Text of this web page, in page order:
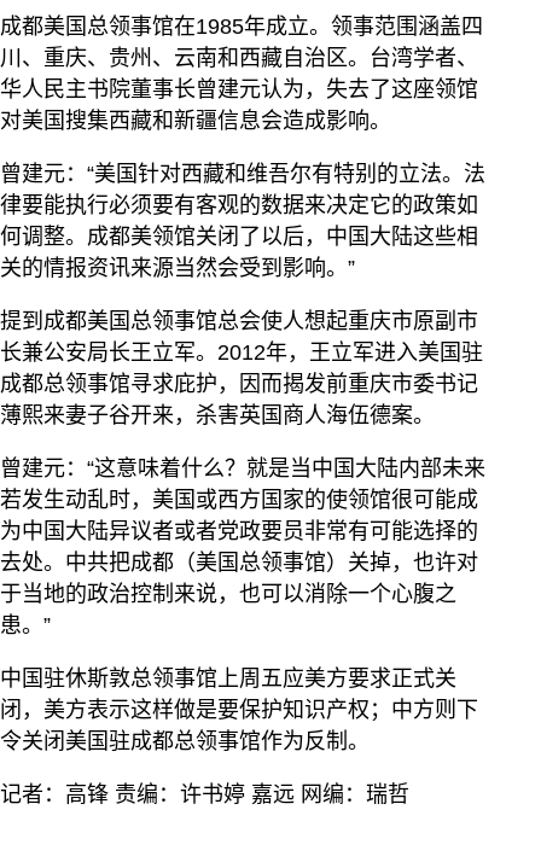
成都美国总领事馆在1985年成立。领事范围涵盖四
川、重庆、贵州、云南和西藏自治区。台湾学者、
华人民主书院董事长曾建元认为，失去了这座领馆
对美国搜集西藏和新疆信息会造成影响。
曾建元：“美国针对西藏和维吾尔有特别的立法。法
律要能执行必须要有客观的数据来决定它的政策如
何调整。成都美领馆关闭了以后，中国大陆这些相
关的情报资讯来源当然会受到影响。”
提到成都美国总领事馆总会使人想起重庆市原副市
长兼公安局长王立军。2012年，王立军进入美国驻
成都总领事馆寻求庇护，因而揭发前重庆市委书记
薄熙来妻子谷开来，杀害英国商人海伍德案。
曾建元：“这意味着什么？就是当中国大陆内部未来
若发生动乱时，美国或西方国家的使领馆很可能成
为中国大陆异议者或者党政要员非常有可能选择的
去处。中共把成都（美国总领事馆）关掉，也许对
于当地的政治控制来说，也可以消除一个心腹之
患。”
中国驻休斯敦总领事馆上周五应美方要求正式关
闭，美方表示这样做是要保护知识产权；中方则下
令关闭美国驻成都总领事馆作为反制。
记者：高锋 责编：许书婷 嘉远 网编：瑞哲